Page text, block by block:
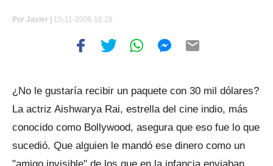
Por Javier | 15-11-2006 16:28
¿No le gustaría recibir un paquete con 30 mil dólares?
La actriz Aishwarya Rai, estrella del cine indio, más
conocido como Bollywood, asegura que eso fue lo que
sucedió. Que alguien le mandó ese dinero como un